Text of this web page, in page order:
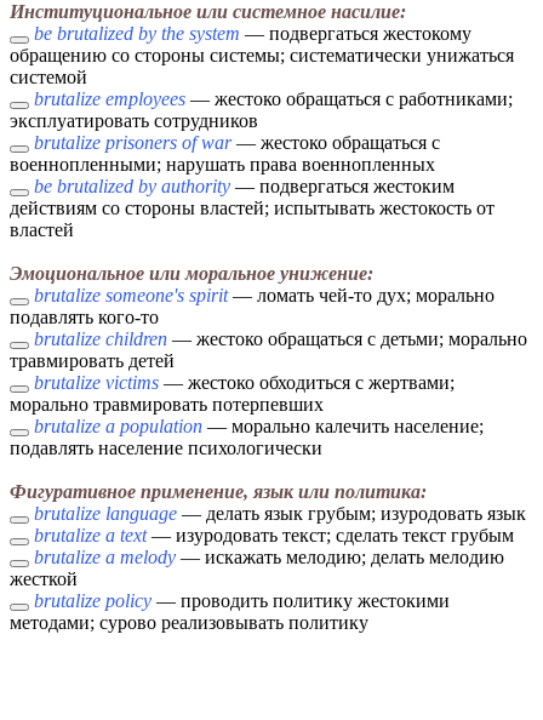
Институциональное или системное насилие:
be brutalized by the system — подвергаться жестокому
обращению со стороны системы; систематически унижаться
системой
brutalize employees — жестоко обращаться с работниками;
эксплуатировать сотрудников
brutalize prisoners of war— жестоко обращаться с
военнопленными; нарушать права военнопленных
be brutalized by authority — подвергаться жестоким
действиям со стороны властей; испытывать жестокость от
властей
Эмоциональное или моральное унижение:
brutalize someone's spirit— ломать чей-то дух; морально
подавлять кого-то
brutalize children — жестоко обращаться с детьми; морально
травмировать детей
brutalize victims — жестоко обходиться с жертвами;
морально травмировать потерпевших
brutalize a population — морально калечить население;
подавлять население психологически
Фигуративное применение, язык или политика:
brutalize language — делать язык грубым; изуродовать язык
brutalize a text— изуродовать текст; сделать текст грубым
brutalize a melody — искажать мелодию; делать мелодию
жесткой
brutalize policy — проводить политику жестокими
методами; сурово реализовывать политику